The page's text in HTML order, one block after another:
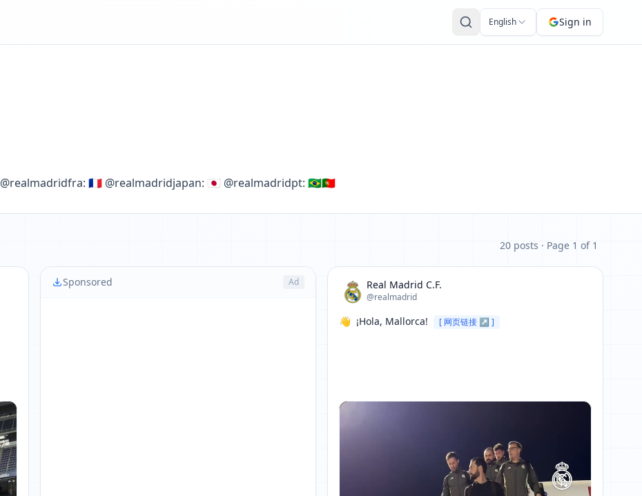
English Sign in
@realmadriden: 🇬🇧🇺🇸 @realmadridarab: العربية @realmadridfra: 🇫🇷 @realmadridjapan: 🇯🇵 @realmadridpt: 🇧🇷🇵🇹
20 posts · Page 1 of 1
Sponsored Ad Real Madrid C.F.
@realmadrid
👋  ¡Hola, Mallorca! [ 网页链接 ↗ ]